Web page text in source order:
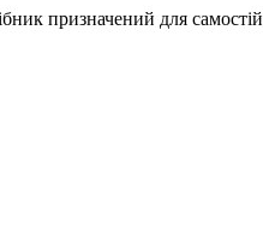
призначений для